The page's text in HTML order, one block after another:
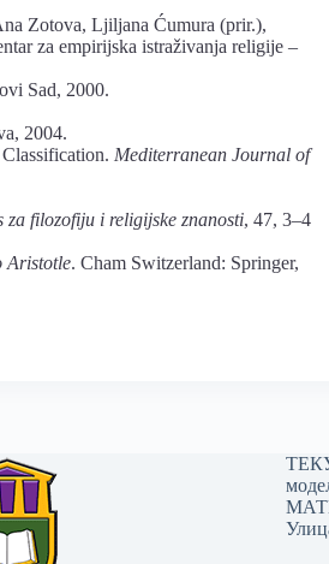
Zotova, Ljiljana Ćumura (prir.),
za empirijska istraživanja religije –
Sad, 2000.
2004.
Mediterranean Journal of
za filozofiju i religijske znanosti, 47, 3–4
Aristotle. Cham Switzerland: Springer,